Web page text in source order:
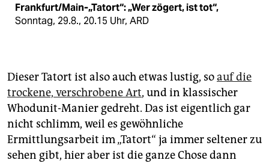
Frankfurt/Main-„Tatort“: „Wer zögert, ist tot“,
Sonntag, 29.8., 20.15 Uhr, ARD
Dieser Tatort ist also auch etwas lustig, soauf die
trockene, verschrobene Art, und in klassischer
Whodunit-Manier gedreht. Das ist eigentlich gar
nicht schlimm, weil es gewöhnliche
Ermittlungsarbeit im „Tatort“ ja immer seltener zu
sehen gibt, hier aber ist die ganze Chose dann